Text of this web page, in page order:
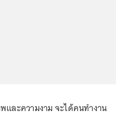
และความงาม จะได้คนทำงาน